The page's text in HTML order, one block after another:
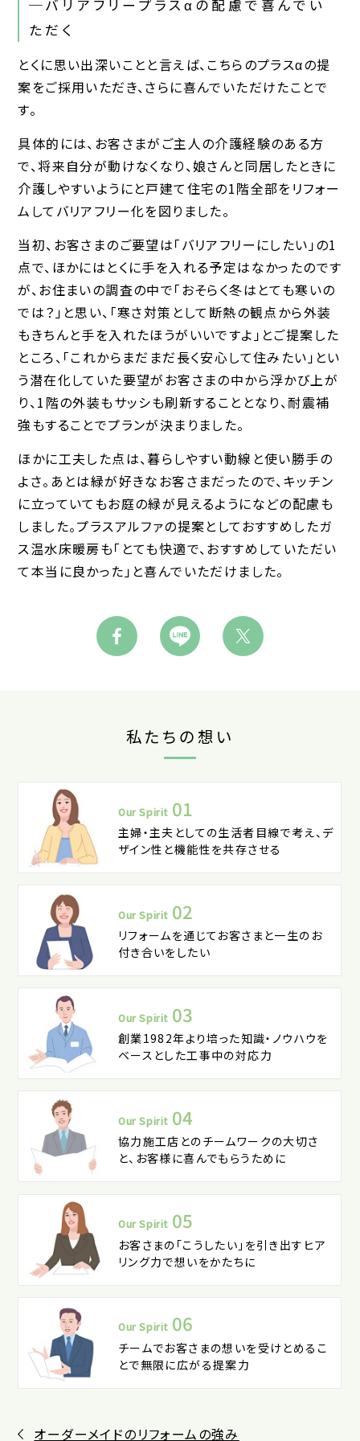
─バリアフリープラスαの配慮で喜んでい
ただく
とくに思い出深いことと言えば、こちらのプラスαの提
案をご採用いただき、さらに喜んでいただけたことで
す。
具体的には、お客さまがご主人の介護経験のある方
で、将来自分が動けなくなり、娘さんと同居したときに
介護しやすいようにと戸建て住宅の1階全部をリフォー
ムしてバリアフリー化を図りました。
当初、お客さまのご要望は「バリアフリーにしたい」の1
点で、ほかにはとくに手を入れる予定はなかったのです
が、お住まいの調査の中で「おそらく冬はとても寒いの
では？」と思い、「寒さ対策として断熱の観点から外装
もきちんと手を入れたほうがいいですよ」とご提案した
ところ、「これからまだまだ長く安心して住みたい」とい
う潜在化していた要望がお客さまの中から浮かび上が
り、1階の外装もサッシも刷新することとなり、耐震補
強もすることでプランが決まりました。
ほかに工夫した点は、暮らしやすい動線と使い勝手の
よさ。あとは緑が好きなお客さまだったので、キッチン
に立っていてもお庭の緑が見えるようになどの配慮も
しました。プラスアルファの提案としておすすめしたガ
ス温水床暖房も「とても快適で、おすすめしていただい
て本当に良かった」と喜んでいただけました。
私たちの想い
Our Spirit 01
主婦・主夫としての生活者目線で考え、デ
ザイン性と機能性を共存させる
Our Spirit 02
リフォームを通じてお客さまと一生のお
付き合いをしたい
Our Spirit 03
創業1982年より培った知識・ノウハウを
ベースとした工事中の対応力
Our Spirit 04
協力施工店とのチームワークの大切さ
と、お客様に喜んでもらうために
Our Spirit 05
お客さまの「こうしたい」を引き出すヒア
リング力で想いをかたちに
Our Spirit 06
チームでお客さまの想いを受けとめるこ
とで無限に広がる提案力
オーダーメイドのリフォームの強み